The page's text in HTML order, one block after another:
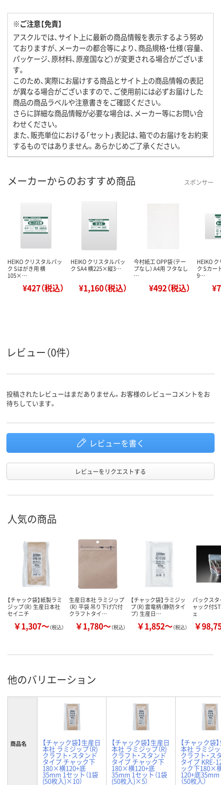
※ご注意【免責】
アスクルでは、サイト上に最新の商品情報を表示するよう努め
ておりますが、メーカーの都合等により、商品規格・仕様（容量、
パッケージ、原材料、原産国など）が変更される場合がございま
す。
このため、実際にお届けする商品とサイト上の商品情報の表記
が異なる場合がございますので、ご使用前には必ずお届けした
商品の商品ラベルや注意書きをご確認ください。
さらに詳細な商品情報が必要な場合は、メーカー等にお問い合
わせください。
また、販売単位における「セット」表記は、箱でのお届けをお約束
するものではありません。あらかじめご了承ください。
メーカーからのおすすめ商品 スポンサー
HEIKO クリスタルパッ
ク Sはがき用 横
105×…
¥427（税込）
HEIKO クリスタルパッ
ク SA4 横225×縦3…
¥1,160（税込）
今村紙工 OPP袋（テー
プなし） A4用 フタなし
…
¥492（税込）
HEIKO
ク Sカー
9…
レビュー（0件）
投稿されたレビューはまだありません。お客様のレビューコメントをお
待ちしています。
レビューを書く
レビューをリクエストする
人気の商品
【チャック袋】紙製ラミ
ジップ（R） 生産日本社
セイニチ
￥1,307～（税込）
生産日本社 ラミジップ
（R） 平袋 吊り下げ穴付
クラフトタイ…
￥1,780～（税込）
【チャック袋】ラミジッ
プ（R) 雲竜柄（静防タイ
プ） 生産日…
￥1,852～（税込）
パックスタ
ャック付
ェ
￥
他のバリエーション
商品名 【チャック袋】生産日
本社 ラミジップ（R)
クラフト・スタンド
タイプ チャック下
180×横120+底
35mm 1セット（1袋
(50枚入)×10）
【チャック袋】生産日
本社 ラミジップ（R)
クラフト・スタンド
タイプ チャック下
180×横120+底
35mm 1セット（1袋
(50枚入)×5）
【チャック袋
本社 ラミジッ
クラフト・ス
タイプ KRE-
ック下180×
120+底35mm
（50枚入）